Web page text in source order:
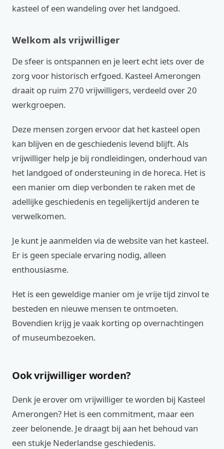
kasteel of een wandeling over het landgoed.
Welkom als vrijwilliger
De sfeer is ontspannen en je leert echt iets over de
zorg voor historisch erfgoed. Kasteel Amerongen
draait op ruim 270 vrijwilligers, verdeeld over 20
werkgroepen.
Deze mensen zorgen ervoor dat het kasteel open
kan blijven en de geschiedenis levend blijft. Als
vrijwilliger help je bij rondleidingen, onderhoud van
het landgoed of ondersteuning in de horeca. Het is
een manier om diep verbonden te raken met de
adellijke geschiedenis en tegelijkertijd anderen te
verwelkomen.
Je kunt je aanmelden via de website van het kasteel.
Er is geen speciale ervaring nodig, alleen
enthousiasme.
Het is een geweldige manier om je vrije tijd zinvol te
besteden en nieuwe mensen te ontmoeten.
Bovendien krijg je vaak korting op overnachtingen
of museumbezoeken.
Ook vrijwilliger worden?
Denk je erover om vrijwilliger te worden bij Kasteel
Amerongen? Het is een commitment, maar een
zeer belonende. Je draagt bij aan het behoud van
een stukje Nederlandse geschiedenis.